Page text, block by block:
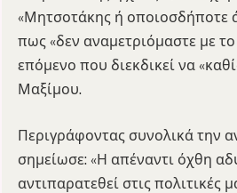
«Μητσοτάκης ή οποιοσδήποτε
πως «δεν αναμετριόμαστε με
επόμενο που διεκδικεί να
Μαξίμου.
Περιγράφοντας συνολικά την
σημείωσε: «Η απέναντι όχθη
αντιπαρατεθεί στις πολιτικές